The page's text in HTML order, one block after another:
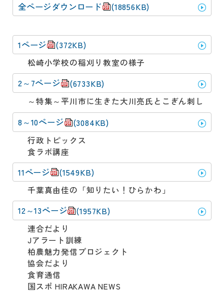
全ページダウンロード (18856KB)
1ページ (372KB)
松崎小学校の稲刈り教室の様子
2～7ページ (6733KB)
～特集～平川市に生きた大川亮氏とこぎん刺し
8～10ページ (3084KB)
行政トピックス
食ラボ講座
11ページ (1549KB)
千葉真由佳の「知りたい！ひらかわ」
12～13ページ (1957KB)
連合だより
Jアラート訓練
柏農魅力発信プロジェクト
協会だより
食育通信
国スポ HIRAKAWA NEWS